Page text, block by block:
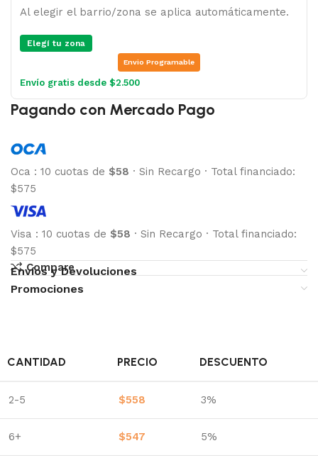
Al elegir el barrio/zona se aplica automáticamente.
Elegí tu zona
Envio Programable
Envío gratis desde $2.500
Pagando con Mercado Pago
Oca : 10 cuotas de $58 · Sin Recargo · Total financiado:
$575
Visa : 10 cuotas de $58 · Sin Recargo · Total financiado:
$575
Compare
Envíos y Devoluciones
Promociones
CANTIDAD PRECIO DESCUENTO
2-5 $558 3%
6+ $547 5%